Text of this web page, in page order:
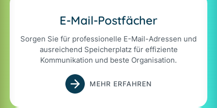
E-Mail-Postfächer
Sorgen Sie für professionelle E-Mail-Adressen und
ausreichend Speicherplatz für effiziente
Kommunikation und beste Organisation.
MEHR ERFAHREN